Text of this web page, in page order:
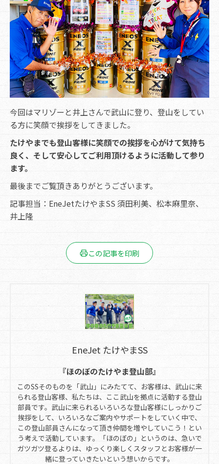
今回はマリゾーと井上さんで武山に登り、登山をしてい
る方に笑顔で挨拶をしてきました。
たけやまでも登山客様に笑顔での挨拶を心がけて気持ち
良く、そして安心してご利用頂けるように活動して参り
ます。
最後までご覧頂きありがとうございます。
記事担当：EneJetたけやまSS 須田利美、松本麻里奈、
井上隆
この記事を印刷
EneJet たけやまSS
『ほのぼのたけやま登山部』
このSSそのものを「武山」にみたてて、お客様は、武山に来
られる登山客様、私たちは、ここ武山を拠点に活動する登山
部員です。武山に来られるいろいろな登山客様にしっかりご
挨拶をして、いろいろなご案内やサポートをしていく中で、
この登山部員さんになって頂き仲間を増やしていこう！とい
う考えで活動しています。「ほのぼの」というのは、急いで
ガツガツ登るよりは、ゆっくり楽しくスタッフとお客様が一
緒に登っていきたいという想いからです。